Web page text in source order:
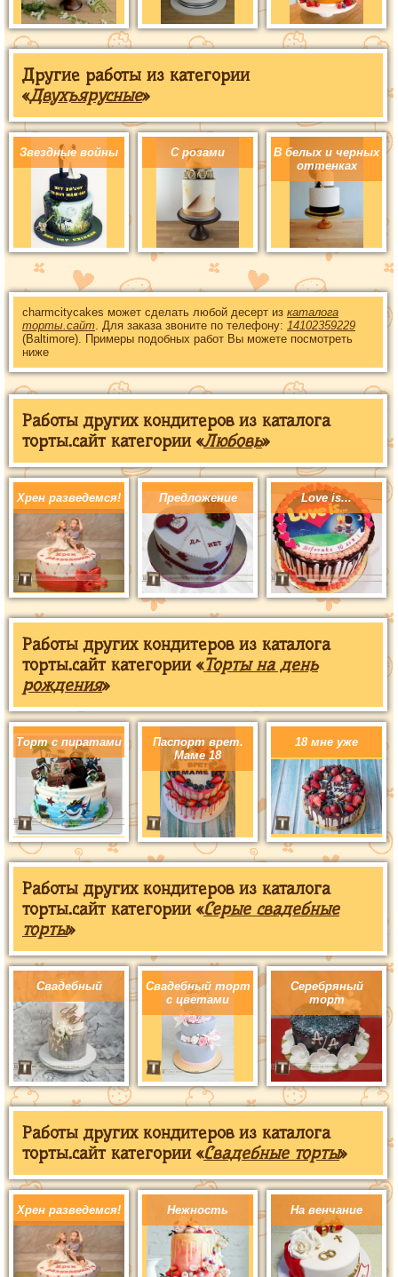
Другие работы из категории
«Двухъярусные»
Звездные войны С розами
В белых и черных
оттенках
charmcitycakes может сделать любой десерт из каталога
торты.сайт . Для заказа звоните по телефону: 14102359229
(Baltimore). Примеры подобных работ Вы можете посмотреть
ниже
Работы других кондитеров из каталога
торты.сайт категории «Любовь»
Хрен разведемся! Предложение Love is...
Работы других кондитеров из каталога
торты.сайт категории «Торты на день
рождения»
Торт с пиратами
Паспорт врет.
Маме 18
18 мне уже
Работы других кондитеров из каталога
торты.сайт категории «Серые свадебные
торты»
Свадебный
Свадебный торт
с цветами
Серебряный
торт
Работы других кондитеров из каталога
торты.сайт категории «Свадебные торты»
Хрен разведемся! Нежность На венчание